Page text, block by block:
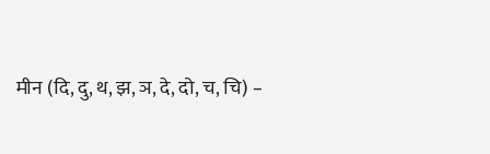
मीन (दि, दु, थ, झ, ञ, दे, दो, च, चि) –